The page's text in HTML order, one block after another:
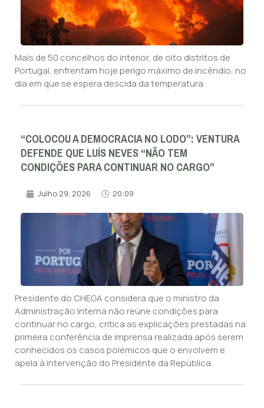
Mais de 50 concelhos do interior, de oito distritos de
Portugal, enfrentam hoje perigo máximo de incêndio, no
dia em que se espera descida da temperatura
“COLOCOU A DEMOCRACIA NO LODO”: VENTURA
DEFENDE QUE LUÍS NEVES “NÃO TEM
CONDIÇÕES PARA CONTINUAR NO CARGO”
Julho 29, 2026 20:09
Presidente do CHEGA considera que o ministro da
Administração Interna não reúne condições para
continuar no cargo, critica as explicações prestadas na
primeira conferência de imprensa realizada após serem
conhecidos os casos polémicos que o envolvem e
apela à intervenção do Presidente da República.